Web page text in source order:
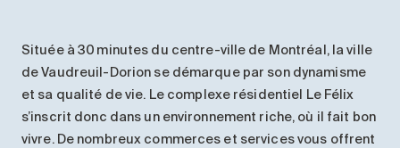
Située à30 minutes du centre-ville de Montréal, la ville
de Vaudreuil- Dorion se démarque par son dynamisme
et sa qualité de vie. Le complexe résidentiel Le Félix
s’inscrit donc dans un environnement riche, où il fait bon
vivre. De nombreux commerces et services vous offrent